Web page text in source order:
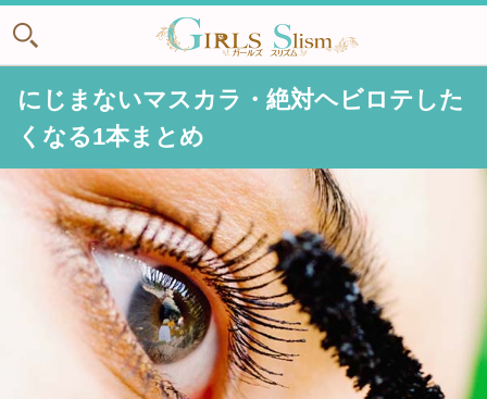
にじまないマスカラ・絶対ヘビロテした
くなる1本まとめ